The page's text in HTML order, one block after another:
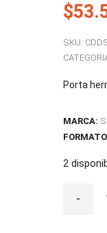
$
SKU:
Porta
MARCA:
2
-